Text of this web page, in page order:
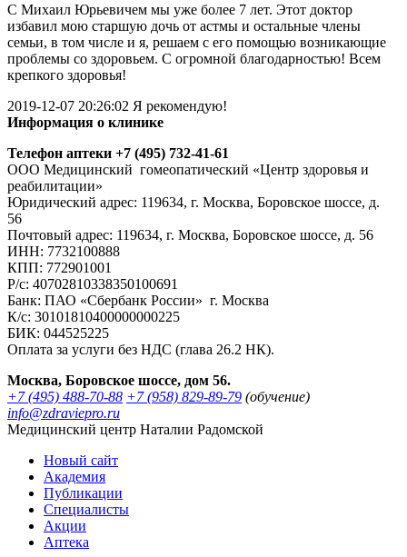
С Михаил Юрьевичем мы уже более 7 лет. Этот доктор
избавил мою старшую дочь от астмы и остальные члены
семьи, в том числе и я, решаем с его помощью возникающие
проблемы со здоровьем. С огромной благодарностью! Всем
крепкого здоровья!
2019-12-07 20:26:02 Я рекомендую!
Информация о клинике
Телефон аптеки +7 (495) 732-41-61
ООО Медицинский гомеопатический «Центр здоровья и
реабилитации»
Юридический адрес: 119634, г. Москва, Боровское шоссе, д.
56
Почтовый адрес: 119634, г. Москва, Боровское шоссе, д. 56
ИНН: 7732100888
КПП: 772901001
Р/с: 40702810338350100691
Банк: ПАО «Сбербанк России» г. Москва
К/с: 30101810400000000225
БИК: 044525225
Оплата за услуги без НДС (глава 26.2 НК).
Москва, Боровское шоссе, дом 56.
+7 (495) 488-70-88 +7 (958) 829-89-79 (обучение)
info@zdraviepro.ru
Медицинский центр Наталии Радомской
Новый сайт
Академия
Публикации
Специалисты
Акции
Аптека